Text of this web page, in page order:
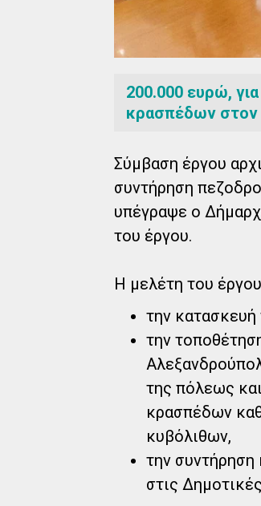
200.000 ευρώ,
κρασπέδων
Σύμβαση έργου
συντήρηση
υπέγραψε ο
του έργου.
Η μελέτη του
την
την
της πόλεως
κρασπέδων
κυβόλιθων,
την
στις